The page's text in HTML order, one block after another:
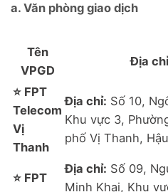
a. Văn phòng giao dịch
Tên
VPGD
Địa chỉ
⭐ FPT
Telecom
Vị
Thanh
Địa chỉ: Số 10,
Khu vực 3,
phố Vị Thanh,
⭐ FPT
Địa chỉ: Số 09,
Minh Khai, Khu